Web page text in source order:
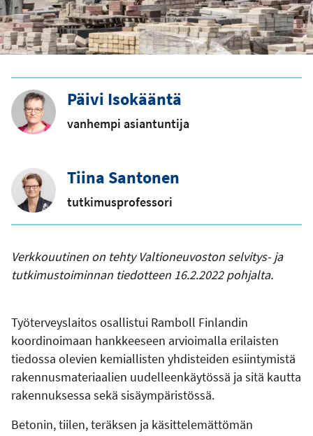
Päivi Isokääntä
vanhempi asiantuntija
Tiina Santonen
tutkimusprofessori
Verkkouutinen on tehty Valtioneuvoston selvitys- ja
tutkimustoiminnan tiedotteen 16.2.2022 pohjalta.
Työterveyslaitos osallistui Ramboll Finlandin
koordinoimaan hankkeeseen arvioimalla erilaisten
tiedossa olevien kemiallisten yhdisteiden esiintymistä
rakennusmateriaalien uudelleenkäytössä ja sitä kautta
rakennuksessa sekä sisäympäristössä.
Betonin, tiilen, teräksen ja käsittelemättömän